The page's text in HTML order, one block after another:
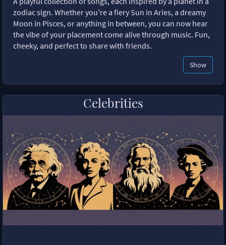
zodiac sign. Whether you're a fiery Sun in Aries, a dreamy
Moon in Pisces, or anything in between, you can now hear
the vibe of your placement come alive through music. Fun,
cheeky, and perfect to share with friends.
Show
Celebrities